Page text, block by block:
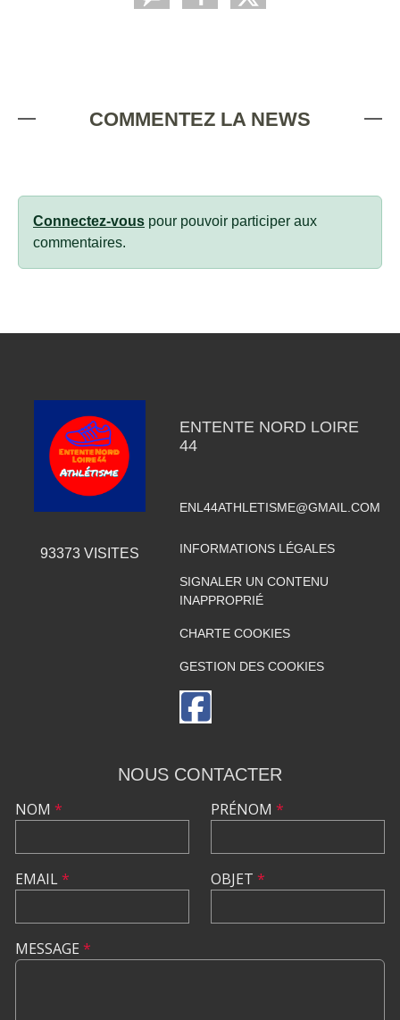
COMMENTEZ LA NEWS
Connectez-vous pour pouvoir participer aux
commentaires.
93373VISITES
ENTENTE NORD LOIRE
44
ENL44ATHLETISME@GMAIL.COM
INFORMATIONS LÉGALES
SIGNALER UN CONTENU
INAPPROPRIÉ
CHARTE COOKIES
GESTION DES COOKIES
NOUS CONTACTER
NOM *
EMAIL*
PRÉNOM *
OBJET *
MESSAGE *